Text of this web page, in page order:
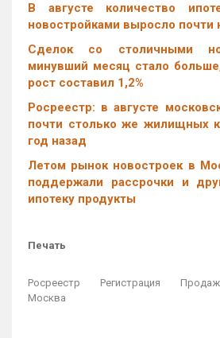
В августе количество
новостройками выросло почти
Cделок со столичными
минувший месяц стало
рост составил 1,2%
Росреестр: в августе
почти столько же жилищных
год назад
Летом рынок новостроек в
поддержали рассрочки и
ипотеку продукты
Печать
Росреестр Регистрация
Москва